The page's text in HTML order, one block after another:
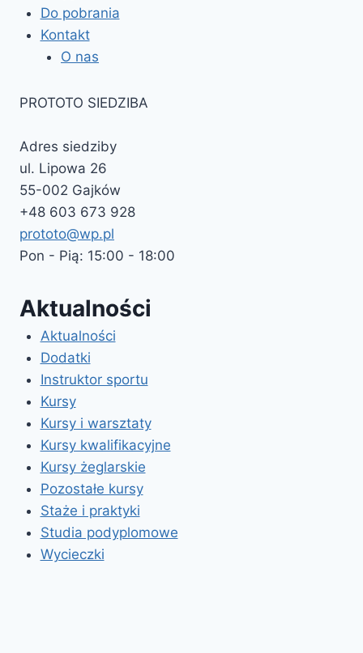
Do pobrania
Kontakt
O nas
PROTOTO SIEDZIBA
Adres siedziby
ul. Lipowa 26
55-002 Gajków
+48 603 673 928
prototo@wp.pl
Pon - Pią: 15:00 - 18:00
Aktualności
Aktualności
Dodatki
Instruktor sportu
Kursy
Kursy i warsztaty
Kursy kwalifikacyjne
Kursy żeglarskie
Pozostałe kursy
Staże i praktyki
Studia podyplomowe
Wycieczki